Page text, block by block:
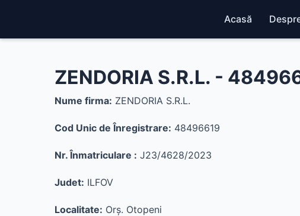
Acasă
ZENDORIA S.R.L. -
Nume firma: ZENDORIA S.R.L.
Cod Unic de Înregistrare: 48496619
Nr. Înmatriculare : J23/4628/2023
Judet: ILFOV
Localitate: Orş. Otopeni